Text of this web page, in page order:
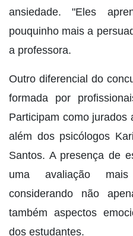
ansiedade. "Eles
pouquinho mais a
a professora.
Outro diferencial do
formada por
Participam como jurados
além dos psicólogos
Santos. A presença de
uma avaliação
considerando não
também aspectos
dos estudantes.